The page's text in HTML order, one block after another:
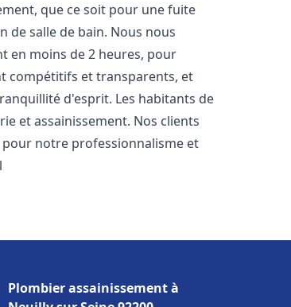
que ce soit pour une fuite
de salle de bain. Nous nous
en moins de 2 heures, pour
compétitifs et transparents, et
d'esprit. Les habitants de
et assainissement. Nos clients
notre professionnalisme et
Plombier assainissement à